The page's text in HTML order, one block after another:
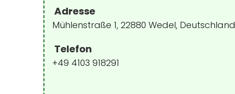
Adresse
Mühlenstraße 1, 22880 Wedel, Deutschland
Telefon
+49 4103 918291